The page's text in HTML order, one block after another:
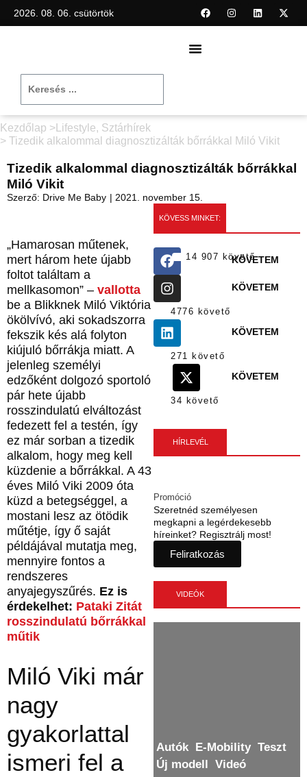
2026. 08. 06. csütörtök
Kezdőlap > Lifestyle, Sztárhírek
> Tizedik alkalommal diagnosztizálták bőrrákkal Miló Vikit
Tizedik alkalommal diagnosztizálták bőrrákkal
Miló Vikit
Szerző: Drive Me Baby | 2021. november 15.
„Hamarosan műtenek,
mert három hete újabb
foltot találtam a
mellkasomon” – vallotta
be a Blikknek Miló Viktória
ökölvívó, aki sokadszorra
fekszik kés alá folyton
kiújuló bőrrákja miatt. A
jelenleg személyi
edzőként dolgozó sportoló
pár hete újabb
rosszindulatú elváltozást
fedezett fel a testén, így
ez már sorban a tizedik
alkalom, hogy meg kell
küzdenie a bőrrákkal. A 43
éves Miló Viki 2009 óta
küzd a betegséggel, a
mostani lesz az ötödik
műtétje, így ő saját
példájával mutatja meg,
mennyire fontos a
rendszeres
anyajegyszűrés. Ez is
érdekelhet: Pataki Zitát
rosszindulatú bőrrákkal
műtik
Miló Viki már
nagy
gyakorlattal
ismeri fel a
KÖVESS MINKET:
14 907 követőKÖVETEM
4776 követő
KÖVETEM
271 követő
KÖVETEM
34 követő
KÖVETEM
HÍRLEVÉL
Szeretnéd személyesen
megkapni a legérdekesebb
híreinket? Regisztrálj most!
Feliratkozás
Promóció
VIDEÓK
Autók E-Mobility Teszt
Új modell Videó